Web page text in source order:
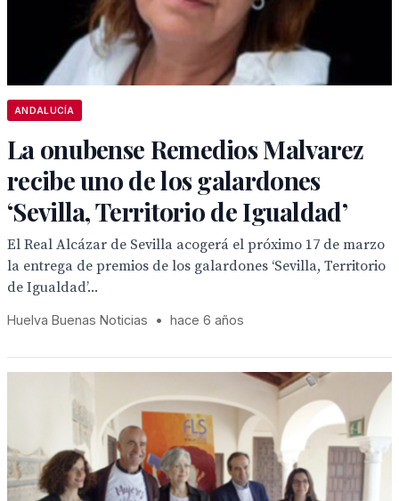
ANDALUCÍA
La onubense Remedios Malvarez
recibe uno de los galardones
‘Sevilla, Territorio de Igualdad’
El Real Alcázar de Sevilla acogerá el próximo 17 de marzo
la entrega de premios de los galardones ‘Sevilla, Territorio
de Igualdad’...
Huelva Buenas Noticias • hace 6 años